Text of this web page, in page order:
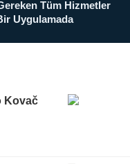
Tüm Hizmetler
Uygulamada
Kovač